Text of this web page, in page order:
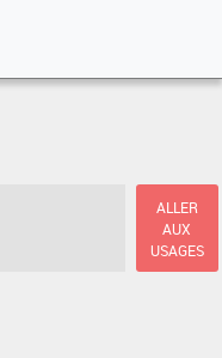
ALLER
AUX
USAGES